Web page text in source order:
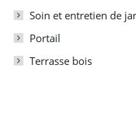
Soin et entretien de
Portail
Terrasse bois